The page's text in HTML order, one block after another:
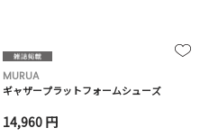
MURUA
ギャザープラットフォームシューズ
14,960 円